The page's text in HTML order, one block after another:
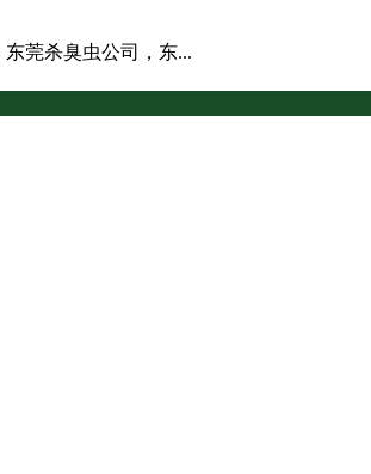
莞杀臭虫公司，东...